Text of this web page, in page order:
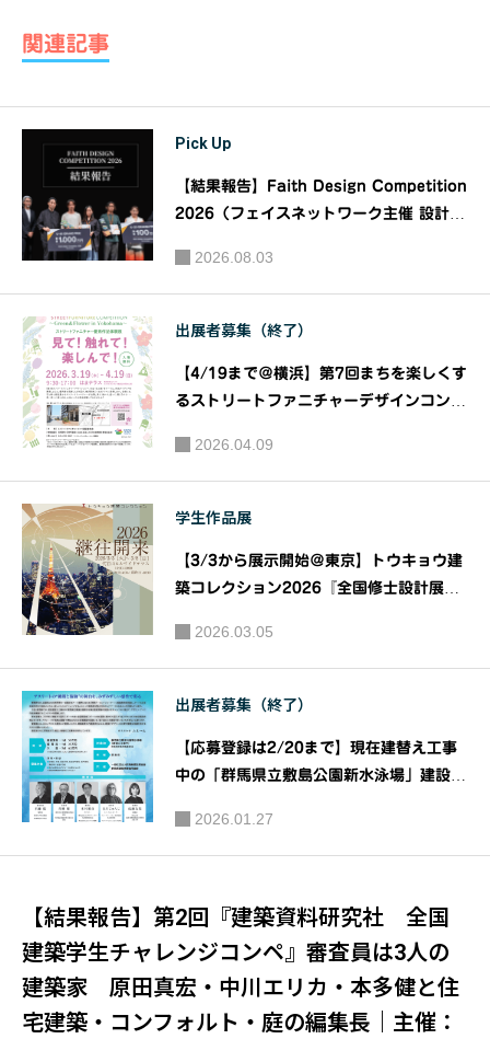
ガテック
東京、20
ルンメッ
セ、日本
オフィス
関連記事
Pick Up
【結果報告】Faith Design Competition
2026（フェイスネットワーク主催 設計デ
社フェイスネットワーク
2026.08.03
出展者募集（終了）
【4/19まで＠横浜】第7回まちを楽しくす
るストリートファニチャーデザインコンペ
hama～ ストリートファニチャー優秀作品
体験展 「見て！触れて！楽しんで！」｜
主催：ストリートファニチャーコンペ運営
2026.04.09
学生作品展
【3/3から展示開始＠東京】トウキョウ建
築コレクション2026『全国修士設計展
6 ］・企画展』｜トウキョウ建築コレクシ
ョン2026実行委員会
2026.03.05
出展者募集（終了）
【応募登録は2/20まで】現在建替え工事
中の「群馬県立敷島公園新水泳場」建設現
ン・アート作品を募集するコンテスト！！
敷島公園新水泳場「仮囲いデザイン・ア
一般社団法人群馬県建設業協会・群馬県建
設事業協同組合
2026.01.27
【結果報告】第2回『建築資料研究社 全国
建築学生チャレンジコンペ』審査員は3人の
建築家 原田真宏・中川エリカ・本多健と住
宅建築・コンフォルト・庭の編集長｜主催：